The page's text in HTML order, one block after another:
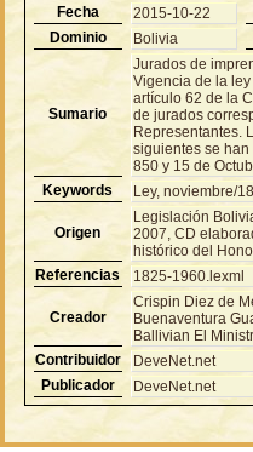
Fecha
2015-10-22
Dominio
Bolivia
Sumario
Jurados de
Vigencia de la
artículo 62 de la
de jurados
Representantes.
siguientes se
850 y 15 de
Keywords
Ley, noviembre/
Origen
Legislación
2007, CD
histórico del
Referencias
1825-1960.lexml
Creador
Crispin Diez de
Buenaventura
Ballivian El
Contribuidor
DeveNet.net
Publicador
DeveNet.net